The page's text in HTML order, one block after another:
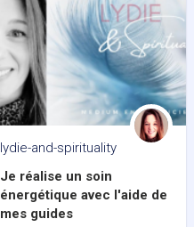
lydie-and-spirituality
Je réalise un soin
énergétique avec l'aide de
mes guides